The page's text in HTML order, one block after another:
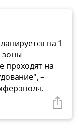
на 1
зоны
проходят на
–